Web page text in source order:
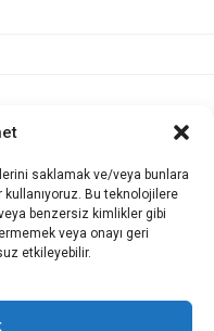
saklamak ve/veya bunlara
Bu teknolojilere
benzersiz kimlikler gibi
veya onayı geri
etkileyebilir.